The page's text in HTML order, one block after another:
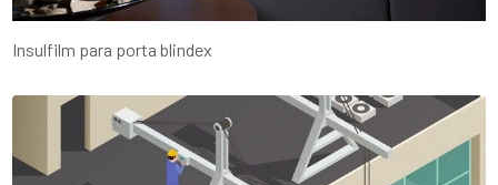
Insulfilm para porta blindex